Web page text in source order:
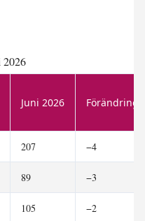
2026
Juni 2026 Förändring
207 −4
89 −3
105 −2